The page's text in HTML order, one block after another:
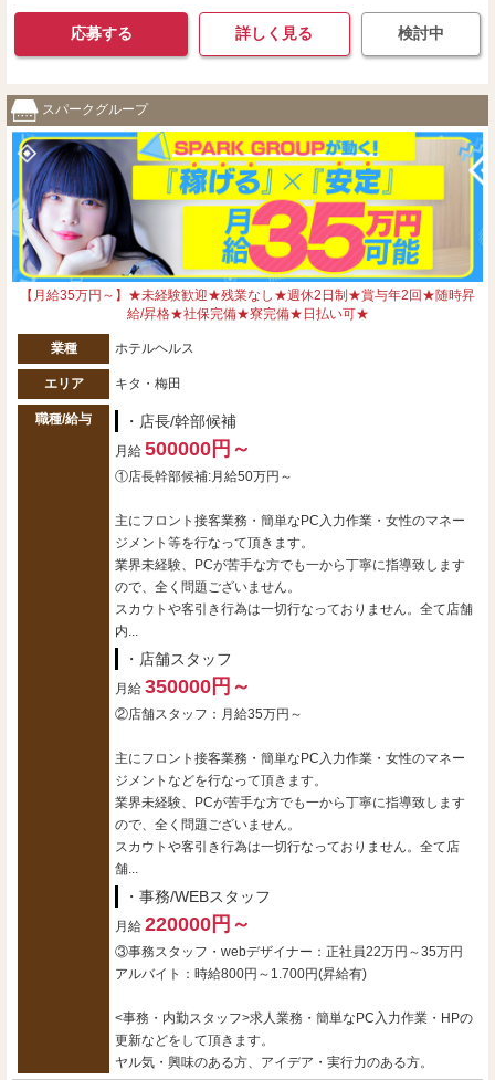
応募する 詳しく見る 検討中
スパークグループ
【月給35万円～】★未経験歓迎★残業なし★週休2日制★賞与年2回★随時昇
給/昇格★社保完備★寮完備★日払い可★
業種 ホテルヘルス
エリア キタ・梅田
職種/給与 ・店長/幹部候補
月給 500000円～
①店長幹部候補:月給50万円～
主にフロント接客業務・簡単なPC入力作業・女性のマネー
ジメント等を行なって頂きます。
業界未経験、PCが苦手な方でも一から丁寧に指導致します
ので、全く問題ございません。
スカウトや客引き行為は一切行なっておりません。全て店舗
内...
・店舗スタッフ
月給 350000円～
②店舗スタッフ：月給35万円～
主にフロント接客業務・簡単なPC入力作業・女性のマネー
ジメントなどを行なって頂きます。
業界未経験、PCが苦手な方でも一から丁寧に指導致します
ので、全く問題ございません。
スカウトや客引き行為は一切行なっておりません。全て店
舗...
・事務/WEBスタッフ
月給 220000円～
③事務スタッフ・webデザイナー：正社員22万円～35万円
アルバイト：時給800円～1.700円(昇給有)
<事務・内勤スタッフ>求人業務・簡単なPC入力作業・HPの
更新などをして頂きます。
ヤル気・興味のある方、アイデア・実行力のある方。